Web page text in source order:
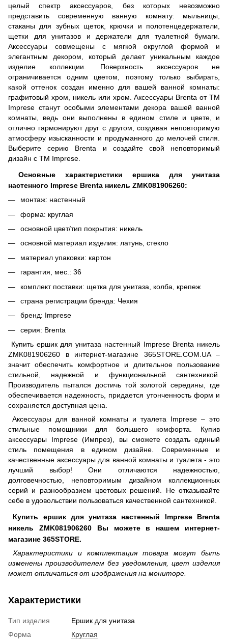
целый спектр аксессуаров, без которых невозможно
представить современную ванную комнату: мыльницы,
стаканы для зубных щеток, крючки и полотенцедержатели,
щетки для унитазов и держатели для туалетной бумаги.
Аксессуары совмещены с мягкой округлой формой и
элегантным декором, который делает уникальным каждое
изделие коллекции. Поверхность аксессуаров не
ограничивается одним цветом, поэтому только выбирать,
какой оттенок создан именно для вашей ванной комнаты:
графитовый хром, никель или хром. Аксессуары Brenta от ТМ
Imprese станут особыми элементами декора вашей ванной
комнаты, ведь они выполнены в едином стиле и цвете, и
отлично гармонируют друг с другом, создавая неповторимую
атмосферу изысканности и продуманного до мелочей стиля.
Выберите серию Brenta и создайте свой неповторимый
дизайн с ТМ Imprese.
Основные характеристики ершика для унитаза
настенного Imprese Brenta никель ZMK081906260:
монтаж: настенный
форма: круглая
основной цвет/тип покрытия: никель
основной материал изделия: латунь, стекло
материал упаковки: картон
гарантия, мес.: 36
комплект поставки: щетка для унитаза, колба, крепеж
страна регистрации бренда: Чехия
бренд: Imprese
серия: Brenta
Купить ершик для унитаза настенный Imprese Brenta никель
ZMK081906260 в интернет-магазине 365STORE.COM.UA –
значит обеспечить комфортное и длительное пользование
стильной, надежной и функциональной сантехникой.
Производитель пытался достичь той золотой середины, где
обеспечивается надежность, придается утонченность форм и
сохраняется доступная цена.
Аксессуары для ванной комнаты и туалета Imprese – это
стильные помощники для большего комфорта. Купив
аксессуары Imprese (Импрез), вы сможете создать единый
стиль помещения в едином дизайне. Современные и
качественные аксессуары для ванной комнаты и туалета - это
лучший выбор! Они отличаются надежностью,
долговечностью, неповторимым дизайном коллекционных
серий и разнообразием цветовых решений. Не отказывайте
себе в удовольствии пользоваться качественной сантехникой.
Купить ершик для унитаза настенный Imprese Brenta
никель ZMK081906260 Вы можете в нашем интернет-
магазине 365STORE.
Характеристики и комплектация товара могут быть
изменены производителем без уведомления, цвет изделия
может отличаться от изображения на мониторе.
Характеристики
Тип изделия
Ершик для унитаза
Форма
Круглая